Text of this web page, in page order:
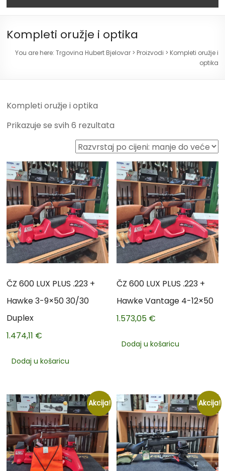
Kompleti oružje i optika
You are here: Trgovina Hubert Bjelovar> Proizvodi > Kompleti oružje i
optika
Kompleti oružje i optika
Prikazuje se svih 6 rezultata
ČZ 600 LUX PLUS .223 +
Hawke 3-9×50 30/30
Duplex
1.474,11 €
Dodaj u košaricu
ČZ 600 LUX PLUS .223 +
Hawke Vantage 4-12×50
1.573,05 €
Dodaj u košaricu
Akcija! Akcija!